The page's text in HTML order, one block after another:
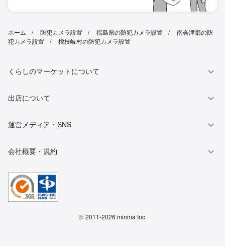
ホーム 防犯カメラ設置 福島県の防犯カメラ設置
南会津郡の防
犯カメラ設置
檜枝岐村の防犯カメラ設置
くらしのマーケットについて
出店について
運営メディア・SNS
会社概要・規約
© 2011-2026 minma Inc.